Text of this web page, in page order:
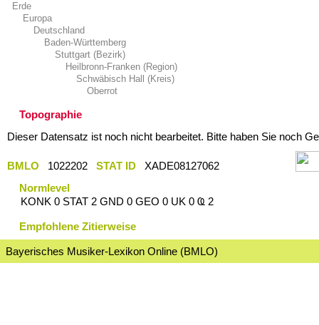
Erde
Europa
Deutschland
Baden-Württemberg
Stuttgart (Bezirk)
Heilbronn-Franken (Region)
Schwäbisch Hall (Kreis)
Oberrot
Topographie
Dieser Datensatz ist noch nicht bearbeitet. Bitte haben Sie noch
BMLO 1022202 STAT ID
XADE08127062
Normlevel
KONK 0 STAT 2 GND 0 GEO 0 UK 0 Ҩ 2
Empfohlene Zitierweise
Bayerisches Musiker-Lexikon Online (BMLO)